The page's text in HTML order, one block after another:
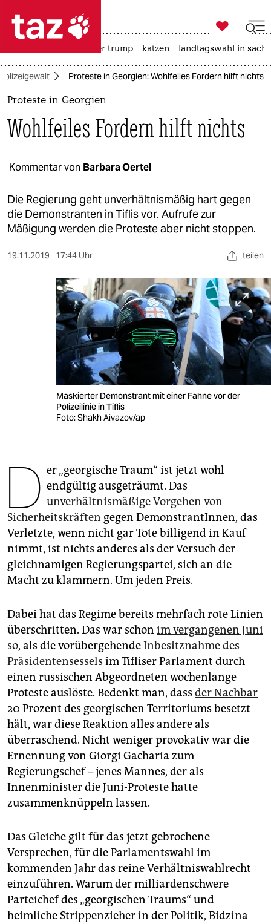
 taz zahl ich
taz zahl ich
politik
öko
gesellschaft
kultur
wahrheit
veranstaltungen
unterstützen
genossenschaft
epaper login

taz zahl ich
usa unter trump katzen landtagswahl in
Polizeigewalt Proteste in Georgien: Wohlfeiles Fordern hilft nichts
Proteste in Georgien
Wohlfeiles Fordern hilft nichts
Kommentar von Barbara Oertel
Die Regierung geht unverhältnismäßig hart gegen
die Demonstranten in Tiflis vor. Aufrufe zur
Mäßigung werden die Proteste aber nicht stoppen.
19.11.2019 17:44 Uhr teilen
Maskierter Demonstrant mit einer Fahne vor der
Polizeilinie in Tiflis
Foto: Shakh Aivazov/ap
D er „georgische Traum“ ist jetzt wohl
endgültig ausgeträumt. Das
unverhältnismäßige Vorgehen von
Sicherheitskräften gegen DemonstrantInnen, das
Verletzte, wenn nicht gar Tote billigend in Kauf
nimmt, ist nichts anderes als der Versuch der
gleichnamigen Regierungspartei, sich an die
Macht zu klammern. Um jeden Preis.
Dabei hat das Regime bereits mehrfach rote Linien
überschritten. Das war schon im vergangenen Juni
so, als die vorübergehendeInbesitznahme des
Präsidentensessels im Tifliser Parlament durch
einen russischen Abgeordneten wochenlange
Proteste auslöste. Bedenkt man, dass der Nachbar
20 Prozent des georgischen Territoriums besetzt
hält, war diese Reaktion alles andere als
überraschend. Nicht weniger provokativ war die
Ernennung von Giorgi Gacharia zum
Regierungschef – jenes Mannes, der als
Innenminister die Juni-Proteste hatte
zusammenknüppeln lassen.
Das Gleiche gilt für das jetzt gebrochene
Versprechen, für die Parlamentswahl im
kommenden Jahr das reine Verhältniswahlrecht
einzuführen. ­Warum der milliardenschwere
Parteichef des „georgischen Traums“ und
heimliche Strippenzieher in der Politik, Bidzina